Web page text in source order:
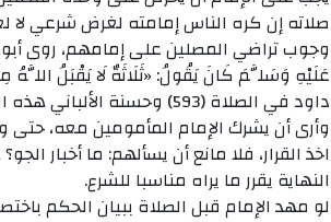
صلاته إن كره الناس إمامته لغرض شرعي
وجوب تراضي المصلين على إمامهم، روى
عَلَيْهِ وَسَلَّمَ كَانَ يَقُولُ: «ثَلَاثَةٌ لَا يَقْبَلُ
داود في الصلاة (593) وحسنة الألباني هذه الفقرة).
وأرى أن يشرك الإمام المأمومين معه،
اخذ القرار، فلا مانع أن يسألهم: ما أخبار
النهاية يقرر ما يراه مناسبا للشرع.
لو مهد الإمام قبل الصلاة ببيان الحكم